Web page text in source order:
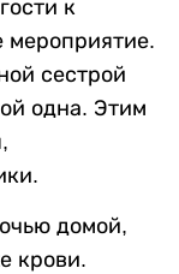
к
мероприятие.
сестрой
одна. Этим
домой,
крови.